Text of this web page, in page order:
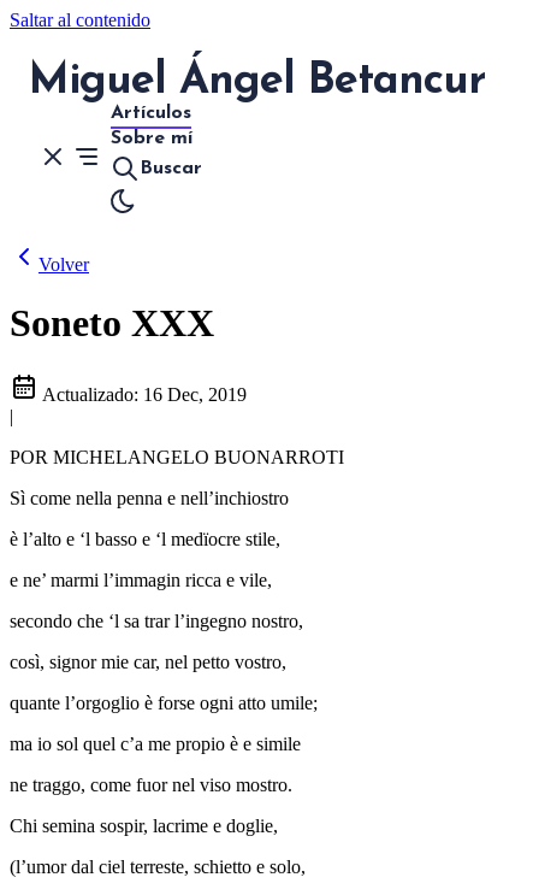
Saltar al contenido
Miguel Ángel Betancur
Artículos
Sobre mí
Buscar
Volver
Soneto XXX
Actualizado: 16 Dec, 2019
|
POR MICHELANGELO BUONARROTI
Sì come nella penna e nell’inchiostro
è l’alto e ‘l basso e ‘l medïocre stile,
e ne’ marmi l’immagin ricca e vile,
secondo che ‘l sa trar l’ingegno nostro,
così, signor mie car, nel petto vostro,
quante l’orgoglio è forse ogni atto umile;
ma io sol quel c’a me propio è e simile
ne traggo, come fuor nel viso mostro.
Chi semina sospir, lacrime e doglie,
(l’umor dal ciel terreste, schietto e solo,